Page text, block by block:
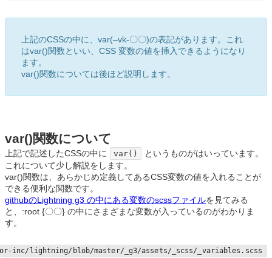
上記のCSSの中に、var(–vk-〇〇)の表記があります。これ
はvar()関数といい、CSS 変数の値を挿入できるようになり
ます。
var()関数については後ほど説明します。
var()関数について
上記で記述したCSSの中に var()
というものがはいっています。
これについて少し解説をします。
var()関数は、あらかじめ定義してあるCSS変数の値を入れることが
できる便利な関数です。
githubのLightning g3 の中にある変数のscssファイルを見てみる
と、:root {〇〇} の中にさまざまな変数が入っているのがわかりま
す。